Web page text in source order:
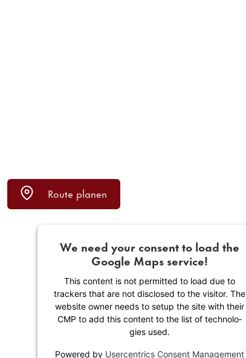
We need your consent to load the
Google Maps service!
This content is not permitted to load due to
trackers that are not disclosed to the visitor. The
website owner needs to setup the site with their
CMP to add this content to the list of tech­no­lo­
gies used.
Powered by User­cen­trics Consent Manage­ment
Route planen